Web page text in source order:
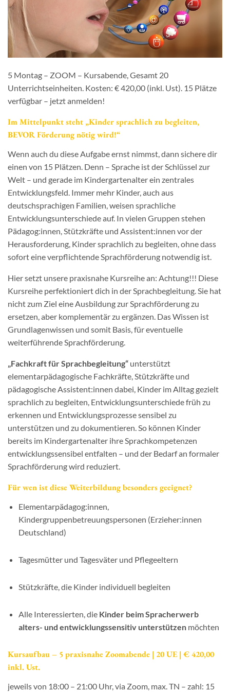
5 Montag – ZOOM – Kursabende, Gesamt 20
Unterrichtseinheiten. Kosten: € 420,00 (inkl. Ust). 15 Plätze
verfügbar – jetzt anmelden!
Im Mittelpunkt steht „Kinder sprachlich zu begleiten,
BEVOR Förderung nötig wird!“
Wenn auch du diese Aufgabe ernst nimmst, dann sichere dir
einen von 15 Plätzen. Denn – Sprache ist der Schlüssel zur
Welt – und gerade im Kindergartenalter ein zentrales
Entwicklungsfeld. Immer mehr Kinder, auch aus
deutschsprachigen Familien, weisen sprachliche
Entwicklungsunterschiede auf. In vielen Gruppen stehen
Pädagog:innen, Stützkräfte und Assistent:innen vor der
Herausforderung, Kinder sprachlich zu begleiten, ohne dass
sofort eine verpflichtende Sprachförderung notwendig ist.
Hier setzt unsere praxisnahe Kursreihe an: Achtung!!! Diese
Kursreihe perfektioniert dich in der Sprachbegleitung. Sie hat
nicht zum Ziel eine Ausbildung zur Sprachförderung zu
ersetzen, aber komplementär zu ergänzen. Das Wissen ist
Grundlagenwissen und somit Basis, für eventuelle
weiterführende Sprachförderung.
„Fachkraft für Sprachbegleitung“ unterstützt
elementarpädagogische Fachkräfte, Stützkräfte und
pädagogische Assistent:innen dabei, Kinder im Alltag gezielt
sprachlich zu begleiten, Entwicklungsunterschiede früh zu
erkennen und Entwicklungsprozesse sensibel zu
unterstützen und zu dokumentieren. So können Kinder
bereits im Kindergartenalter ihre Sprachkompetenzen
entwicklungssensibel entfalten – und der Bedarf an formaler
Sprachförderung wird reduziert.
Für wen ist diese Weiterbildung besonders geeignet?
Elementarpädagog:innen,
Kindergruppenbetreuungspersonen (Erzieher:innen
Deutschland)
Tagesmütter und Tagesväter und Pflegeeltern
Stützkräfte, die Kinder individuell begleiten
Alle Interessierten, die Kinder beim Spracherwerb
alters- und entwicklungssensitiv unterstützenmöchten
Kursaufbau – 5 praxisnahe Zoomabende | 20 UE | € 420,00
inkl. Ust.
jeweils von 18:00 – 21:00 Uhr, via Zoom, max. TN – zahl: 15